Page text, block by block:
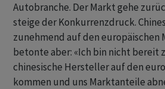
Autobranche. Der Markt gehe
steige der Konkurrenzdruck.
zunehmend auf den europäischen
betonte aber: «Ich bin nicht bereit
chinesische Hersteller auf den
kommen und uns Marktanteile